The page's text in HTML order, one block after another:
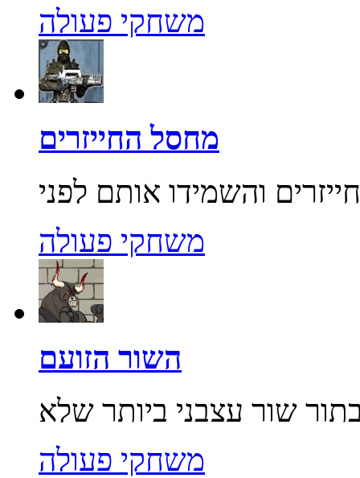
משחקי פעולה
מחסל החייזרים
משחקי פעולה
השור הזועם
משחקי פעולה